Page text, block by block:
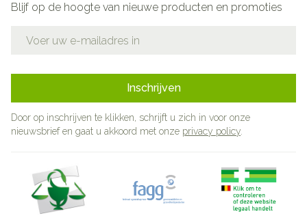
Blijf op de hoogte van nieuwe producten en promoties
Inschrijven
Door op inschrijven te klikken, schrijft u zich in voor onze
nieuwsbrief en gaat u akkoord met onze privacy policy